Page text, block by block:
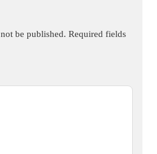
be published. Required fields